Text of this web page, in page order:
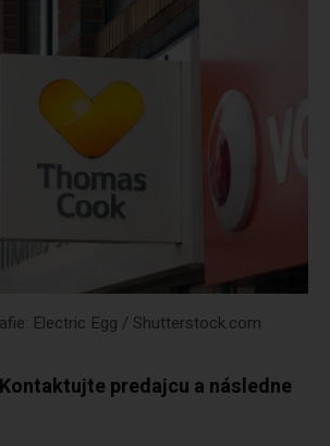
Electric Egg / Shutterstock.com
Kontaktujte predajcu a následne